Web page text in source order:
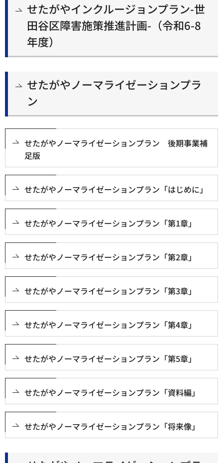
せたがやインクルージョンプラン-世
田谷区障害施策推進計画-（令和6-8
年度）
せたがやノーマライゼーションプラ
ン
せたがやノーマライゼーションプラン 後期事業補
足版
せたがやノーマライゼーションプラン「はじめに」
せたがやノーマライゼーションプラン「第1章」
せたがやノーマライゼーションプラン「第2章」
せたがやノーマライゼーションプラン「第3章」
せたがやノーマライゼーションプラン「第4章」
せたがやノーマライゼーションプラン「第5章」
せたがやノーマライゼーションプラン「資料編」
せたがやノーマライゼーションプラン「将来像」